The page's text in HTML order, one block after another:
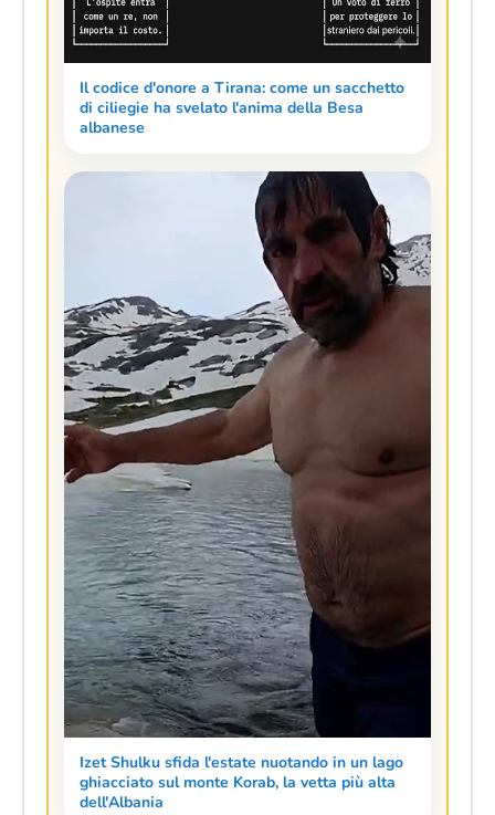
Il codice d'onore a Tirana: come un sacchetto
di ciliegie ha svelato l'anima della Besa
albanese
Izet Shulku sfida l'estate nuotando in un lago
ghiacciato sul monte Korab, la vetta più alta
dell'Albania